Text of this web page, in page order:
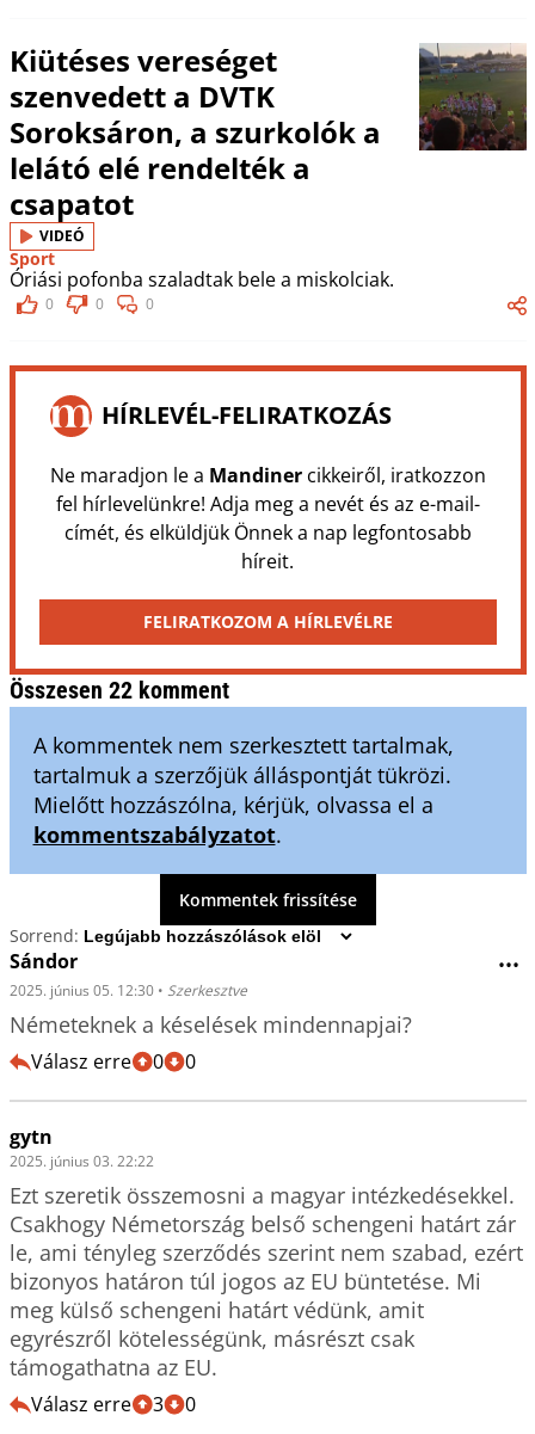
Kiütéses vereséget
szenvedett a DVTK
Soroksáron, a szurkolók a
lelátó elé rendelték a
csapatot
VIDEÓ
Sport
Óriási pofonba szaladtak bele a miskolciak.
0 0 0
HÍRLEVÉL-FELIRATKOZÁS
Ne maradjon le a Mandinercikkeiről, iratkozzon
fel hírlevelünkre! Adja meg a nevét és az e-mail-
címét, és elküldjük Önnek a nap legfontosabb
híreit.
FELIRATKOZOM A HÍRLEVÉLRE
Összesen 22 komment
A kommentek nem szerkesztett tartalmak,
tartalmuk a szerzőjük álláspontját tükrözi.
Mielőtt hozzászólna, kérjük, olvassa el a
kommentszabályzatot.
Kommentek frissítése
Sorrend:
Sándor •••
2025. június 05. 12:30 • Szerkesztve
Németeknek a késelések mindennapjai?
Válasz erre 0 0
gytn
2025. június 03. 22:22
Ezt szeretik összemosni a magyar intézkedésekkel.
Csakhogy Németország belső schengeni határt zár
le, ami tényleg szerződés szerint nem szabad, ezért
bizonyos határon túl jogos az EU büntetése. Mi
meg külső schengeni határt védünk, amit
egyrészről kötelességünk, másrészt csak
támogathatna az EU.
Válasz erre 3 0